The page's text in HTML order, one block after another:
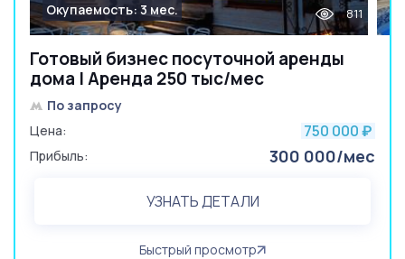
Готовый бизнес посуточной аренды
дома | Аренда 250 тыс/мес
Окупаемость: 3 мес. 811
По запросу
Цена:
750 000 ₽
Прибыль: 300 000/мес
УЗНАТЬ ДЕТАЛИ
Быстрый просмотр